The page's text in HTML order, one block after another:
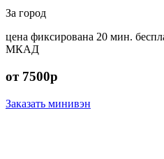
За город
цена фиксирована 20 мин.
МКАД
от 7500р
Заказать минивэн